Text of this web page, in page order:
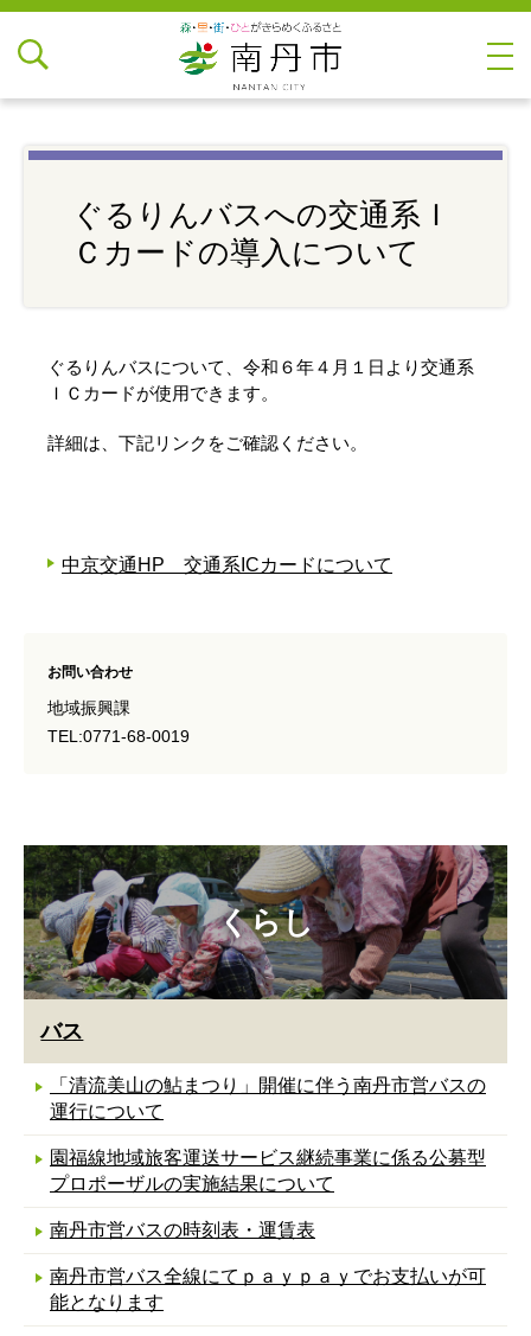
くらし
バス
「清流美山の鮎まつり」開催に伴う南丹市営バスの
運行について
園福線地域旅客運送サービス継続事業に係る公募型
プロポーザルの実施結果について
南丹市営バスの時刻表・運賃表
南丹市営バス全線にてｐａｙｐａｙでお支払いが可
能となります
ぐるりんバスへの交通系Ｉ
Ｃカードの導入について
ぐるりんバスについて、令和６年４月１日より交通系
ＩＣカードが使用できます。
詳細は、下記リンクをご確認ください。
中京交通HP 交通系ICカードについて
お問い合わせ
地域振興課
TEL:0771-68-0019